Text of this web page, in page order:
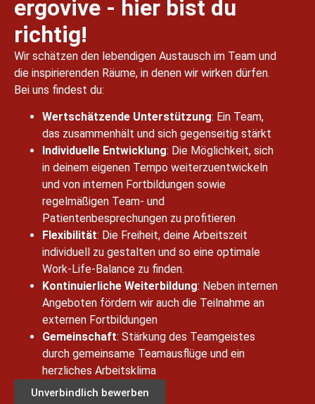
ergovive - hier bist du
richtig!
Wir schätzen den lebendigen Austausch im Team und
die inspirierenden Räume, in denen wir wirken dürfen.
Bei uns findest du:
Wertschätzende Unterstützung: Ein Team,
das zusammenhält und sich gegenseitig stärkt
Individuelle Entwicklung: Die Möglichkeit, sich
in deinem eigenen Tempo weiterzuentwickeln
und von internen Fortbildungen sowie
regelmäßigen Team- und
Patientenbesprechungen zu profitieren
Flexibilität: Die Freiheit, deine Arbeitszeit
individuell zu gestalten und so eine optimale
Work-Life-Balance zu finden.
Kontinuierliche Weiterbildung: Neben internen
Angeboten fördern wir auch die Teilnahme an
externen Fortbildungen
Gemeinschaft: Stärkung des Teamgeistes
durch gemeinsame Teamausflüge und ein
herzliches Arbeitsklima
Unverbindlich bewerben